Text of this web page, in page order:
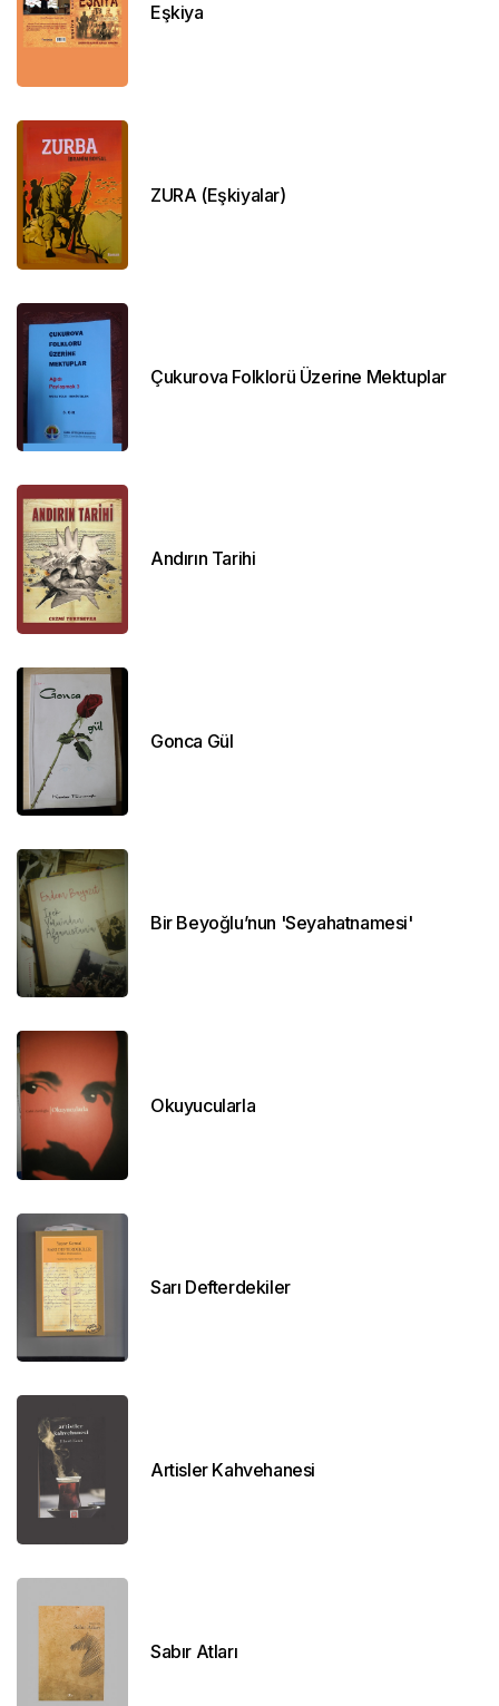
Eşkiya
ZURA (Eşkiyalar)
Çukurova Folklorü Üzerine Mektuplar
Andırın Tarihi
Gonca Gül
Bir Beyoğlu’nun 'Seyahatnamesi'
Okuyucularla
Sarı Defterdekiler
Artisler Kahvehanesi
Sabır Atları